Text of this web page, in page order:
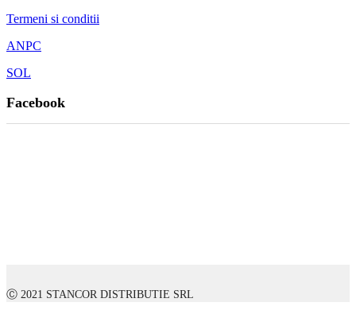
Termeni si conditii
ANPC
SOL
Facebook
Ⓒ 2021 STANCOR DISTRIBUTIE SRL